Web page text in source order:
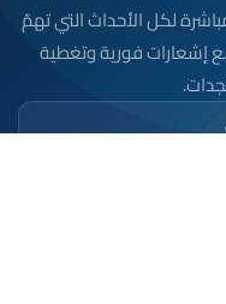
متابعة مباشرة لكل الأحداث التي تهمّ
إشعارات فورية وتغطية